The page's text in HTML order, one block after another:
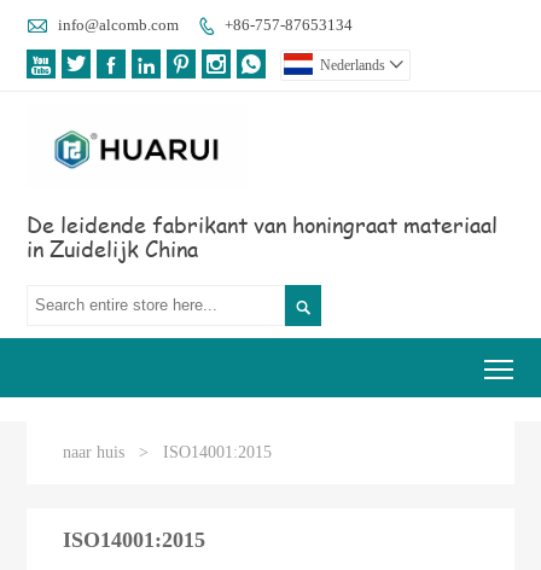
 info@alcomb.com  +86-757-87653134
       Nederlands 
De leidende fabrikant van honingraat materiaal
in Zuidelijk China

naar huis > ISO14001:2015
ISO14001:2015